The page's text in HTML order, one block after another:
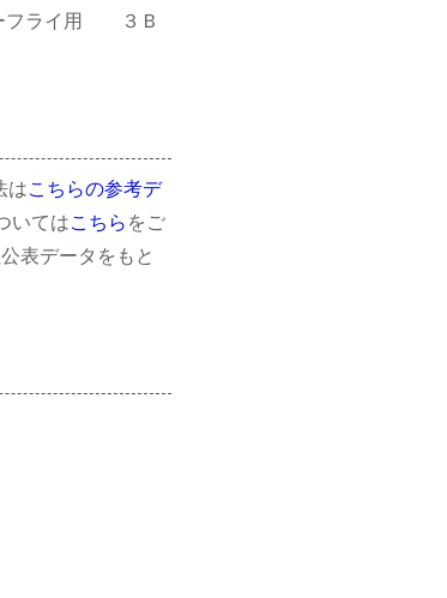
フライ用 ３Ｂ
はこちらの参考デ
いてはこちら をご
表データをもと